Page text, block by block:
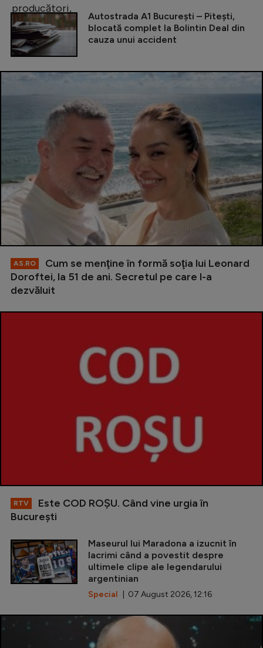
Autostrada A1 București – Pitești,
blocată complet la Bolintin Deal din
cauza unui accident
AS.RO
Cum se menţine în formă soţia lui Leonard
Doroftei, la 51 de ani. Secretul pe care l-a
dezvăluit
RTV
Este COD ROŞU. Când vine urgia în
Bucureşti
Maseurul lui Maradona a izucnit în
lacrimi când a povestit despre
ultimele clipe ale legendarului
argentinian
Special | 07 August 2026, 12:16